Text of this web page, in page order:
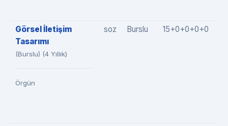
Görsel İletişim
Tasarımı
(Burslu) (4 Yıllık)
Örgün
soz Burslu 15+0+0+0+0